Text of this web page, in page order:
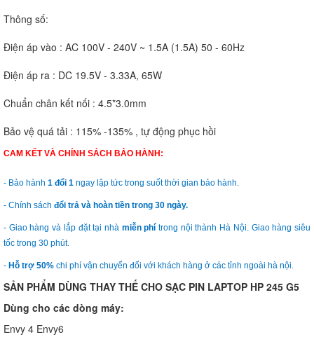
Thông số:
Điện áp vào : AC 100V - 240V ~ 1.5A (1.5A) 50 - 60Hz
Điện áp ra : DC 19.5V - 3.33A, 65W
Chuẩn chân kết nối : 4.5*3.0mm
Bảo vệ quá tải : 115% -135% , tự động phục hồi
CAM KẾT VÀ CHÍNH SÁCH BẢO HÀNH:
- Bảo hành 1 đổi 1 ngay lập tức trong suốt thời gian bảo hành.
- Chính sách đổi trả và hoàn tiền trong 30 ngày.
- Giao hàng và lắp đặt tại nhà miễn phí trong nội thành Hà Nội. Giao hàng siêu
tốc trong 30 phút.
- Hỗ trợ 50% chi phí vận chuyển đối với khách hàng ở các tỉnh ngoài hà nội.
SẢN PHẨM DÙNG THAY THẾ CHO SẠC PIN LAPTOP HP 245 G5
Dùng cho các dòng máy:
Envy 4 Envy6